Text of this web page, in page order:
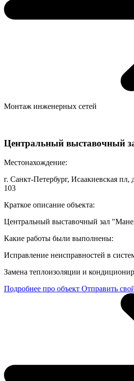
Монтаж инженерных сетей
Центральный выставочный
Местонахождение:
г. Санкт-Петербург, Исаакиевская пл,
103
Краткое описание объекта:
Центральный выставочный зал
Какие работы были выполнены:
Исправление неисправностей в
Замена теплоизоляции и
Подробнее про объект Отправить